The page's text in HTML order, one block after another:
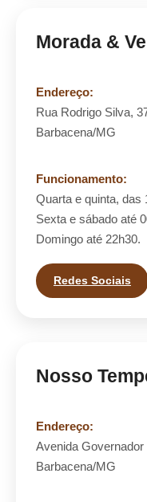
Morada &
Endereço:
Rua Rodrigo Silva,
Barbacena/MG
Funcionamento:
Quarta e quinta, das
Sexta e sábado até
Domingo até 22h30.
Redes Sociais
Nosso
Endereço:
Avenida
Barbacena/MG